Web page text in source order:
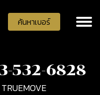
ค้นหาเบอร์
532-6828